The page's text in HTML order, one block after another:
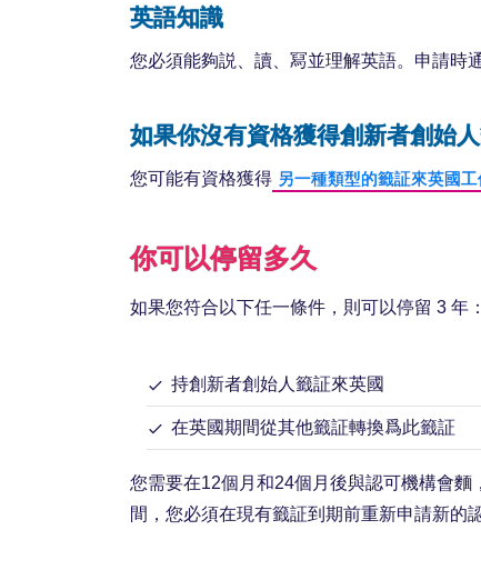
英語知識
您必須能夠説、讀、冩並理解英語。申請時
如果你沒有資格獲得創新者創始
您可能有資格獲得 另一種類型的籤証來英國工
你可以停留多久
如果您符合以下任一條件，則可以停留 3 年：
持創新者創始人籤証來英國
在英國期間從其他籤証轉換爲此籤証
您需要在12個月和24個月後與認可機構會
間，您必須在現有籤証到期前重新申請新的認